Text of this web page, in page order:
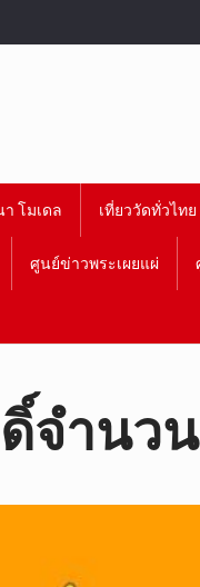
โมเดล เที่ยววัดทั่วไทย
ศูนย์ข่าวพระเผยแผ่
จำนวน